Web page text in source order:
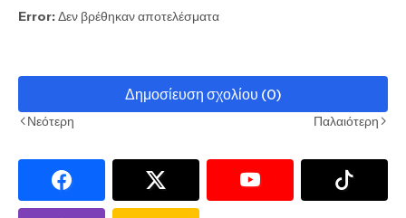
Error:Δεν βρέθηκαν αποτελέσματα
Δημοσίευση σχολίου (0)
Νεότερη Παλαιότερη